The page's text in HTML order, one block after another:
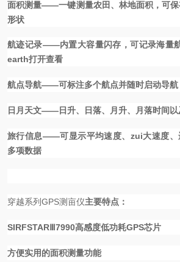
面积测量——一键测量农田、林地面积，可
形状
航迹记录——内置大容量闪存，可记录海量
earth打开查看
航点导航——可标注多个航点并随时启动导航
日月天文——日升、日落、月升、月落时间
旅行信息——可显示平均速度、zui大速度
多项数据
穿越系列GPS测亩仪主要特点：
SIRFSTARⅢ7990高感度低功耗GPS芯片
方便实用的面积测量功能